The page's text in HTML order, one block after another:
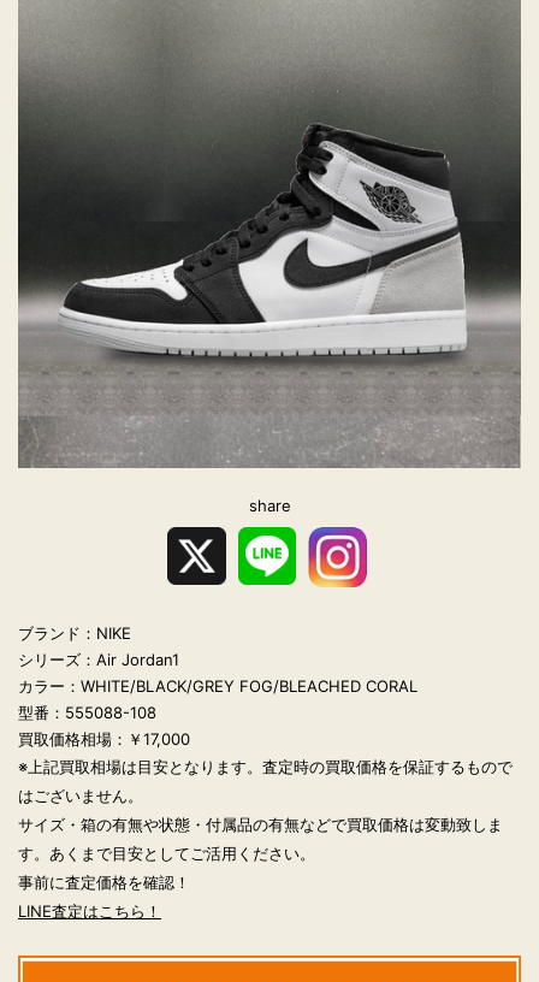
share
ブランド：NIKE
シリーズ：Air Jordan1
カラー：WHITE/BLACK/GREY FOG/BLEACHED CORAL
型番：555088-108
買取価格相場：￥17,000
※上記買取相場は目安となります。査定時の買取価格を保証するもので
はございません。
サイズ・箱の有無や状態・付属品の有無などで買取価格は変動致しま
す。あくまで目安としてご活用ください。
事前に査定価格を確認！
LINE査定はこちら！